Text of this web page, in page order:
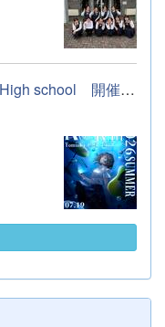
軽音部発表会 Rock in Tomioka High school 開催します